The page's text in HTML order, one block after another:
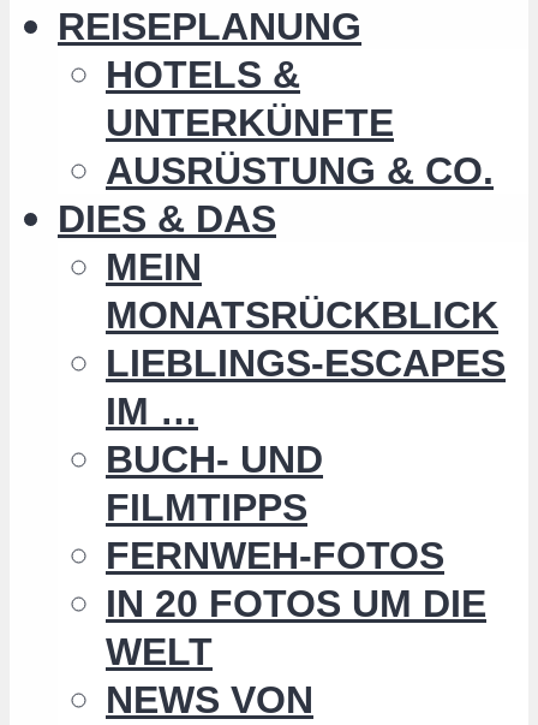
REISEPLANUNG
HOTELS &
UNTERKÜNFTE
AUSRÜSTUNG & CO.
DIES & DAS
MEIN
MONATSRÜCKBLICK
LIEBLINGS-ESCAPES
IM …
BUCH- UND
FILMTIPPS
FERNWEH-FOTOS
IN 20 FOTOS UM DIE
WELT
NEWS VON